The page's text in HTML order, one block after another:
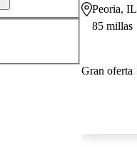
Peoria, IL
85 millas
Gran oferta